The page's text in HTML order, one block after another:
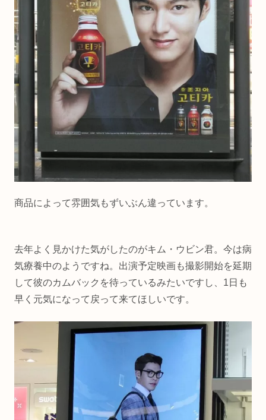
商品によって雰囲気もずいぶん違っています。
去年よく見かけた気がしたのがキム・ウビン君。今は病
気療養中のようですね。出演予定映画も撮影開始を延期
して彼のカムバックを待っているみたいですし、1日も
早く元気になって戻って来てほしいです。